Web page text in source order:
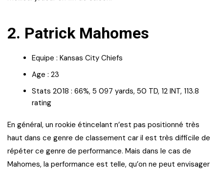
2. Patrick Mahomes
Equipe : Kansas City Chiefs
Age : 23
Stats 2018 : 66%, 5 097 yards, 50 TD, 12 INT, 113.8
rating
En général, un rookie étincelant n’est pas positionné très
haut dans ce genre de classement car il est très difficile de
répéter ce genre de performance. Mais dans le cas de
Mahomes, la performance est telle, qu’on ne peut envisager